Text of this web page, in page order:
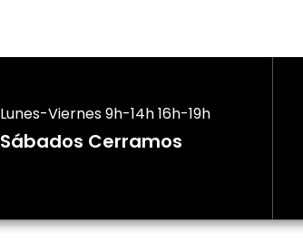
Lunes-Viernes 9h-14h 16h-19h
Sábados Cerramos